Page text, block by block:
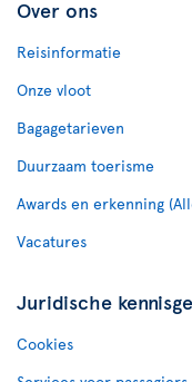
Over ons
Reisinformatie
Onze vloot
Bagagetarieven
Duurzaam toerisme
Awards en erkenning
Vacatures
Juridische
Cookies